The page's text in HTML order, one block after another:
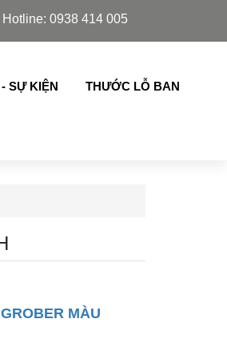
khẩu ..
Hotline: 0938 414 005
SỰ KIỆN THƯỚC LỖ BAN
MÀU